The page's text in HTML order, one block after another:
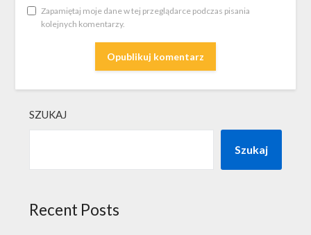
Zapamiętaj moje dane w tej przeglądarce podczas pisania
kolejnych komentarzy.
SZUKAJ
Szukaj
Recent Posts